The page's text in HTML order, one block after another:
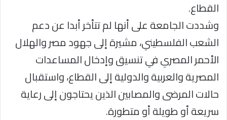
القطاع.
وشددت الجامعة على أنها لم تتأخر أبدا عن دعم
الشعب الفلسطيني، مشيرة إلى جهود مصر والهلال
الأحمر المصري في تنسيق وإدخال المساعدات
المصرية والعربية والدولية إلى القطاع، واستقبال
حالات المرضى والمصابين الذين يحتاجون إلى رعاية
سريعة أو طويلة أو متطورة.